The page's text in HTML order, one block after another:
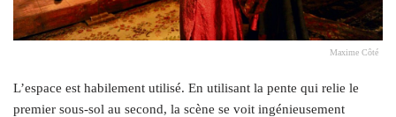
Maxime Côté
L’espace est habilement utilisé. En utilisant la pente qui relie le
premier sous-sol au second, la scène se voit ingénieusement